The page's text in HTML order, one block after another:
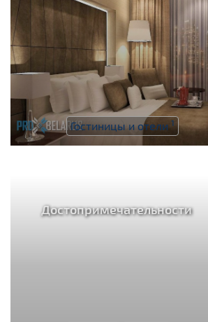
Гостиницы и отели1
Достопримечательности